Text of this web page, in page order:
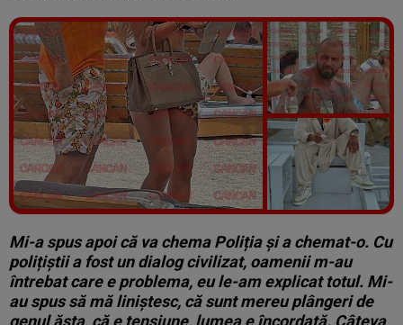
Vezi galeria foto
3 poze
Mi-a spus apoi că va chema Poliția și a chemat-o. Cu
polițiștii a fost un dialog civilizat, oamenii m-au
întrebat care e problema, eu le-am explicat totul. Mi-
au spus să mă liniștesc, că sunt mereu plângeri de
genul ăsta, că e tensiune, lumea e încordată. Câteva